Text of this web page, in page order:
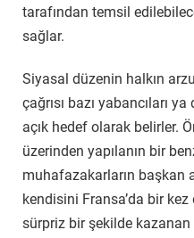
tarafından temsil
sağlar.
Siyasal düzenin halkın
çağrısı bazı yabancıları
açık hedef olarak belirler.
üzerinden yapılanın bir
muhafazakarların başkan
kendisini Fransa’da bir
sürpriz bir şekilde